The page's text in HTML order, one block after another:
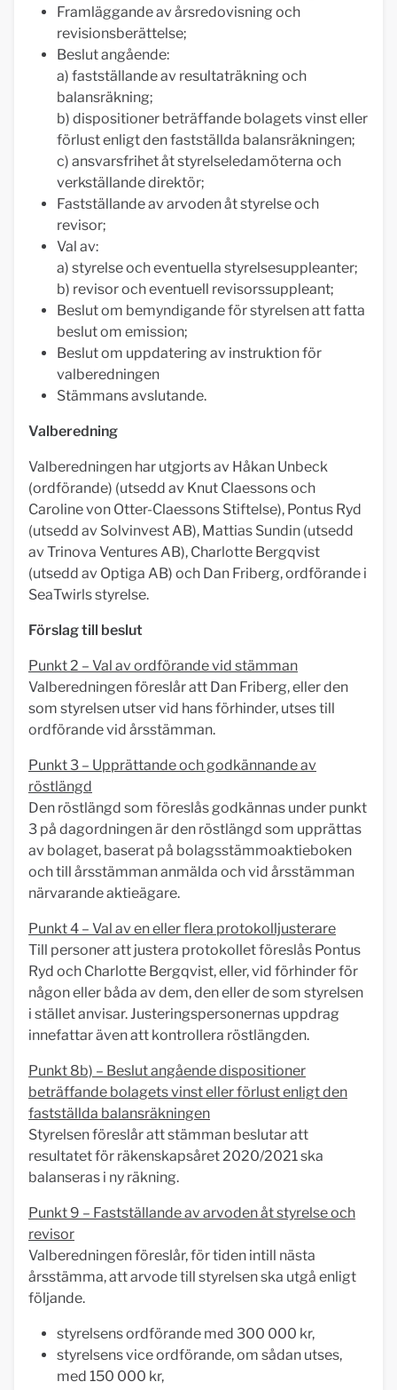
Framläggande av årsredovisning och
revisionsberättelse;
Beslut angående:
a) fastställande av resultaträkning och
balansräkning;
b) dispositioner beträffande bolagets vinst eller
förlust enligt den fastställda balansräkningen;
c) ansvarsfrihet åt styrelseledamöterna och
verkställande direktör;
Fastställande av arvoden åt styrelse och
revisor;
Val av:
a) styrelse och eventuella styrelsesuppleanter;
b) revisor och eventuell revisorssuppleant;
Beslut om bemyndigande för styrelsen att fatta
beslut om emission;
Beslut om uppdatering av instruktion för
valberedningen
Stämmans avslutande.
Valberedning
Valberedningen har utgjorts av Håkan Unbeck
(ordförande) (utsedd av Knut Claessons och
Caroline von Otter-Claessons Stiftelse), Pontus Ryd
(utsedd av Solvinvest AB), Mattias Sundin (utsedd
av Trinova Ventures AB), Charlotte Bergqvist
(utsedd av Optiga AB) och Dan Friberg, ordförande i
SeaTwirls styrelse.
Förslag till beslut
Punkt 2 – Val av ordförande vid stämman
Valberedningen föreslår att Dan Friberg, eller den
som styrelsen utser vid hans förhinder, utses till
ordförande vid årsstämman.
Punkt 3 – Upprättande och godkännande av
röstlängd
Den röstlängd som föreslås godkännas under punkt
3 på dagordningen är den röstlängd som upprättas
av bolaget, baserat på bolagsstämmoaktieboken
och till årsstämman anmälda och vid årsstämman
närvarande aktieägare.
Punkt 4 – Val av en eller flera protokolljusterare
Till personer att justera protokollet föreslås Pontus
Ryd och Charlotte Bergqvist, eller, vid förhinder för
någon eller båda av dem, den eller de som styrelsen
i stället anvisar. Justeringspersonernas uppdrag
innefattar även att kontrollera röstlängden.
Punkt 8b) – Beslut angående dispositioner
beträffande bolagets vinst eller förlust enligt den
fastställda balansräkningen
Styrelsen föreslår att stämman beslutar att
resultatet för räkenskapsåret 2020/2021 ska
balanseras i ny räkning.
Punkt 9 – Fastställande av arvoden åt styrelse och
revisor
Valberedningen föreslår, för tiden intill nästa
årsstämma, att arvode till styrelsen ska utgå enligt
följande.
styrelsens ordförande med 300 000 kr,
styrelsens vice ordförande, om sådan utses,
med 150 000 kr,